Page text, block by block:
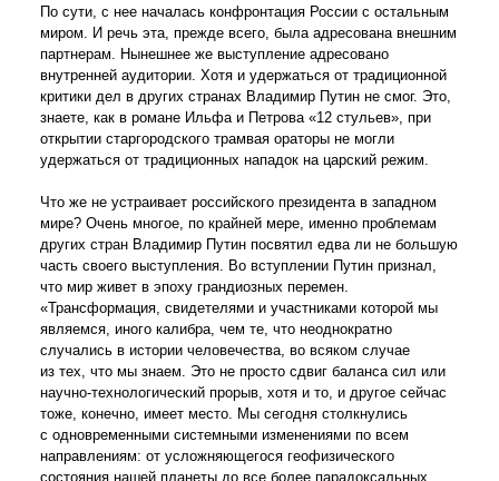
По сути, с нее началась конфронтация России с остальным
миром. И речь эта, прежде всего, была адресована внешним
партнерам. Нынешнее же выступление адресовано
внутренней аудитории. Хотя и удержаться от традиционной
критики дел в других странах Владимир Путин не смог. Это,
знаете, как в романе Ильфа и Петрова «12 стульев», при
открытии старгородского трамвая ораторы не могли
удержаться от традиционных нападок на царский режим.
Что же не устраивает российского президента в западном
мире? Очень многое, по крайней мере, именно проблемам
других стран Владимир Путин посвятил едва ли не большую
часть своего выступления. Во вступлении Путин признал,
что мир живет в эпоху грандиозных перемен.
«Трансформация, свидетелями и участниками которой мы
являемся, иного калибра, чем те, что неоднократно
случались в истории человечества, во всяком случае
из тех, что мы знаем. Это не просто сдвиг баланса сил или
научно-технологический прорыв, хотя и то, и другое сейчас
тоже, конечно, имеет место. Мы сегодня столкнулись
с одновременными системными изменениями по всем
направлениям: от усложняющегося геофизического
состояния нашей планеты до все более парадоксальных